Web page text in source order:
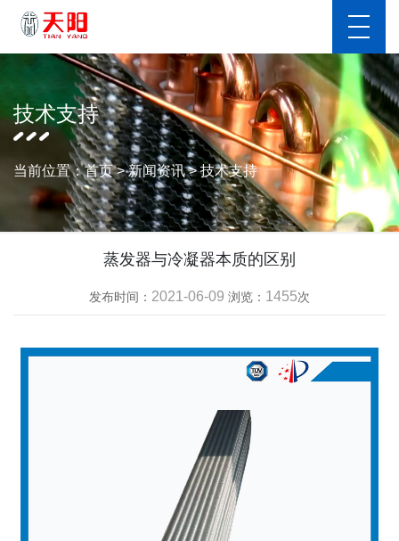
技术支持
当前位置：首页>新闻资讯>技术支持
蒸发器与冷凝器本质的区别
发布时间： 2021-06-09 浏览： 1455次